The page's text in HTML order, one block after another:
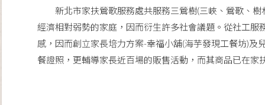
新北市家扶鶯歌服務處共服務三鶯樹(三峽、鶯歌、樹
經濟相對弱勢的家庭，因而衍生許多社會議題。從社工
感，因而創立家長培力方案-幸福小舖(海芋發現工餐坊)
餐證照，更輔導家長近百場的販售活動，而其商品已在